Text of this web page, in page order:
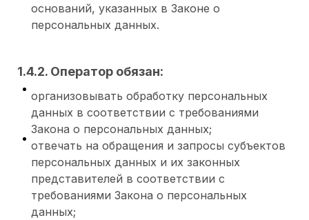
оснований, указанных в Законе о
персональных данных.
1.4.2. Оператор обязан:
организовывать обработку персональных
данных в соответствии с требованиями
Закона о персональных данных;
отвечать на обращения и запросы субъектов
персональных данных и их законных
представителей в соответствии с
требованиями Закона о персональных
данных;